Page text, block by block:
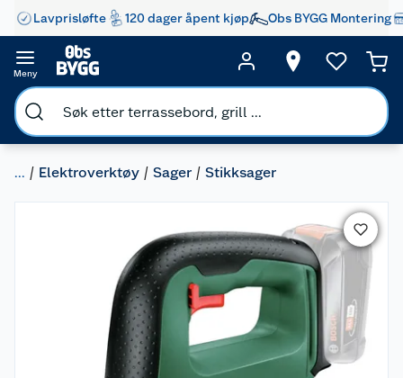
Lavprisløfte 120 dager åpent kjøp Obs BYGG Montering
Meny
... Elektroverktøy Sager Stikksager